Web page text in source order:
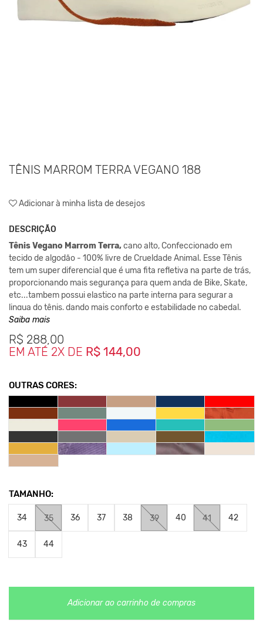
TÊNIS MARROM TERRA VEGANO 188
Adicionar à minha lista de desejos
DESCRIÇÃO
Tênis Vegano Marrom Terra,cano alto, Confeccionado em
tecido de algodão - 100% livre de Crueldade Animal. Esse Tênis
tem um super diferencial que é uma fita refletiva na parte de trás,
proporcionando mais segurança para quem anda de Bike, Skate,
etc...tambem possui elastico na parte interna para segurar a
lingua do tênis, dando mais conforto e estabilidade no cabedal.
Palmilha com memória, confeccionada de PU italiano, removivel
para melhor calce, possui também respirador pra gerar maior
conforto para seus pés.
O material deste Tênis Vegano é 100% algodão e a fita traseira é
reciclada vulcanizada.
100% Unissex e Versátil permitindo várias composições. Confira
as cores e garanta o seu!
*As medidas podem sofrer variação de até 1 cm.
**As cores podem variar conforme a configuração do seu
monitor.
calçados.
Nos Produtos da King55 não se utilizam nenhum material de
origem animal. Além disso, sustentabilidade é algo que está no
Saiba mais
R$ 288,00
EM ATÉ 2X DE R$ 144,00
OUTRAS CORES:
TAMANHO:
34 35 36 37 38 39 40 41 42
43 44
Adicionar ao carrinho de compras